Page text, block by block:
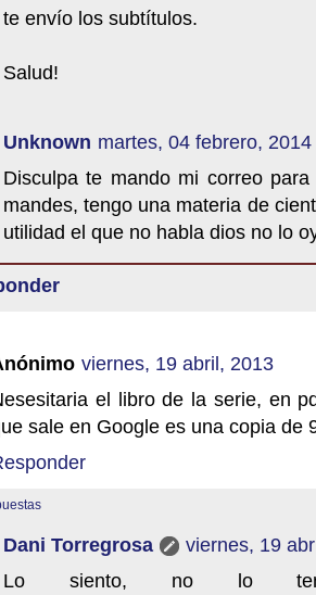
te envío los subtítulos.
Salud!
Unknown martes, 04 febrero, 2014
Disculpa te mando mi correo
mandes, tengo una materia de
utilidad el que no habla dios no lo
viernes, 19 abril, 2013
el libro de la serie, en
sale en Google es una copia de
Dani Torregrosa
viernes, 19
Lo siento, no lo